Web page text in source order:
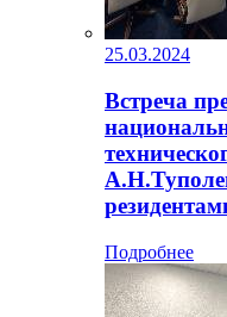
25.03.2024
Встреча
Подробнее